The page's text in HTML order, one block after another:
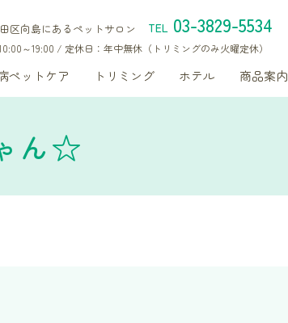
区向島にあるペットサロン TEL 03-3829-5534
～19:00 / 定休日：年中無休（トリミングのみ火曜定休）
ペットケア トリミング ホテル 商品案内
ん☆